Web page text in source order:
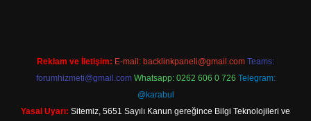
Reklam ve İletişim: E-mail: backlinkpaneli@gmail.com Teams:
forumhizmeti@gmail.com Whatsapp: 0262 606 0 726 Telegram:
@karabul
Yasal Uyarı: Sitemiz, 5651 Sayılı Kanun gereğince Bilgi Teknolojileri ve